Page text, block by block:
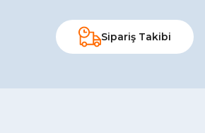
Sipariş Takibi